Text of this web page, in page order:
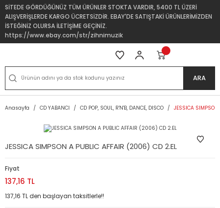
SİTEDE GÖRDÜĞÜNÜZ TÜM ÜRÜNLER STOKTA VARDIR, 5400 TL ÜZERİ
ALIŞVERİŞLERDE KARGO ÜCRETSİZDİR. EBAY'DE SATIŞTAKİ ÜRÜNLERİMİZDEN
İSTEĞİNİZ OLURSA İLETİŞİME GEÇİNİZ.
https://www.ebay.com/str/zihnimuzik
ARA
Anasayfa CD YABANCI CD POP, SOUL, R'N'B, DANCE, DISCO JESSICA
JESSICA SIMPSON A PUBLIC AFFAIR (2006) CD 2.EL
Fiyat
137,16 TL
137,16 TL den başlayan taksitlerle!!